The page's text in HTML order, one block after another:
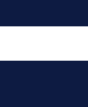
olmalı.